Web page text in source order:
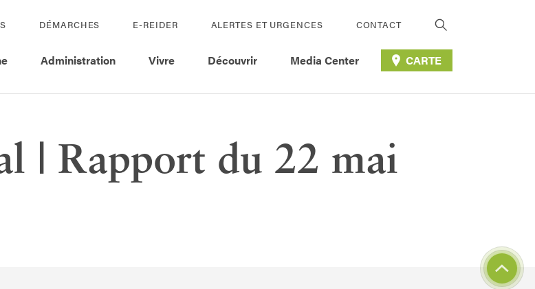
DÉMARCHES E-REIDER ALERTES ET URGENCES CONTACT
Administration Vivre Découvrir Media Center CARTE
| Rapport du 22 mai